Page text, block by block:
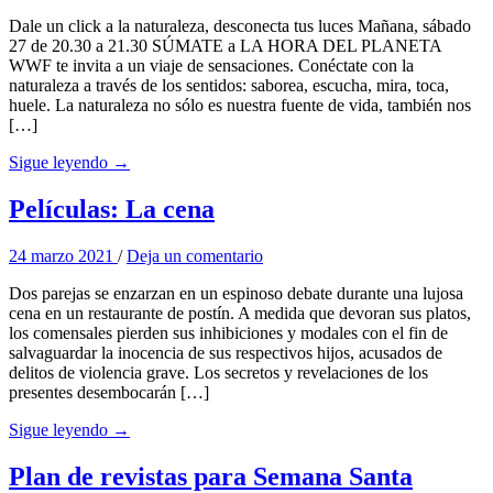
Dale un click a la naturaleza, desconecta tus luces Mañana, sábado
27 de 20.30 a 21.30 SÚMATE a LA HORA DEL PLANETA
WWF te invita a un viaje de sensaciones. Conéctate con la
naturaleza a través de los sentidos: saborea, escucha, mira, toca,
huele. La naturaleza no sólo es nuestra fuente de vida, también nos
[…]
Sigue leyendo →
Películas: La cena
24 marzo 2021 /Deja un comentario
Dos parejas se enzarzan en un espinoso debate durante una lujosa
cena en un restaurante de postín. A medida que devoran sus platos,
los comensales pierden sus inhibiciones y modales con el fin de
salvaguardar la inocencia de sus respectivos hijos, acusados de
delitos de violencia grave. Los secretos y revelaciones de los
presentes desembocarán […]
Sigue leyendo →
Plan de revistas para Semana Santa